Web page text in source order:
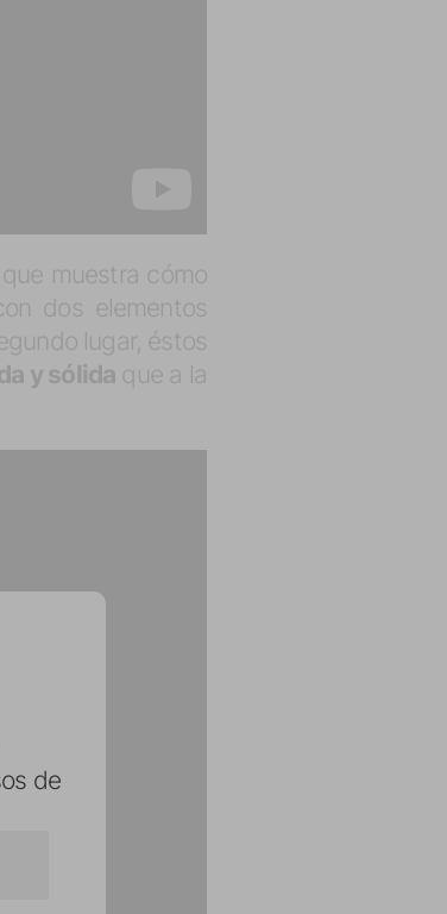
muestra cómo
dos elementos
lugar, éstos
y sólida que a la
de